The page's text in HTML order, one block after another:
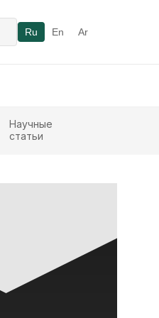
Ru En Ar
Научные
статьи